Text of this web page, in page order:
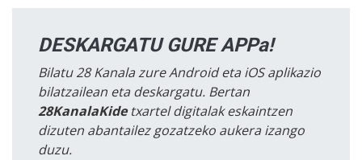
DESKARGATU GURE APPa!
Bilatu 28 Kanala zure Android eta iOS aplikazio
bilatzailean eta deskargatu. Bertan
28KanalaKidetxartel digitalak eskaintzen
dizuten abantailez gozatzeko aukera izango
duzu.